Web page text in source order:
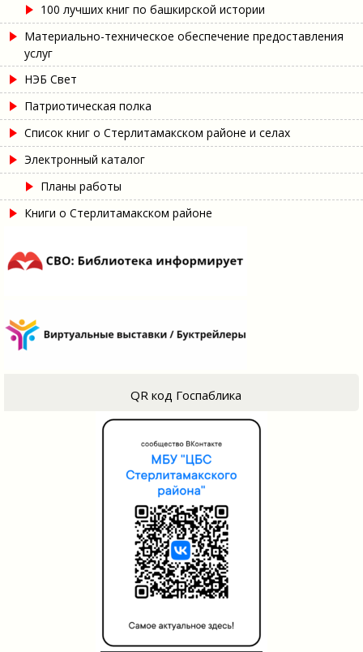
100 лучших книг по башкирской истории
Материально-техническое обеспечение предоставления
услуг
НЭБ Свет
Патриотическая полка
Список книг о Стерлитамакском районе и селах
Электронный каталог
Планы работы
Книги о Стерлитамакском районе
QR код Госпаблика